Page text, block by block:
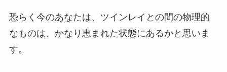
恐らく今のあなたは、ツインレイとの間の物理的
なものは、かなり恵まれた状態にあるかと思いま
す。